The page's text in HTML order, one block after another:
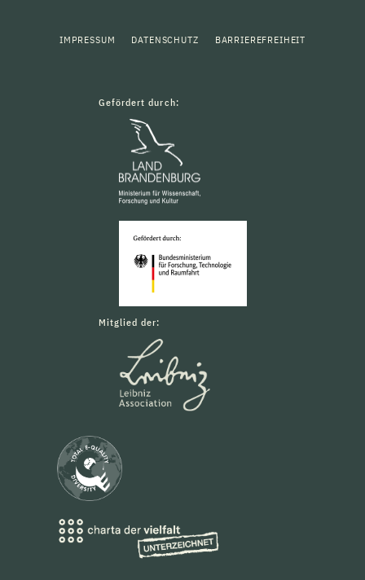
IMPRESSUM DATENSCHUTZ BARRIEREFREIHEIT
Gefördert durch:
Mitglied der: